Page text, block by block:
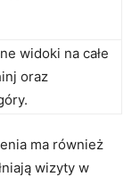
widoki‌ na całe
oraz
ma również
wizyty w